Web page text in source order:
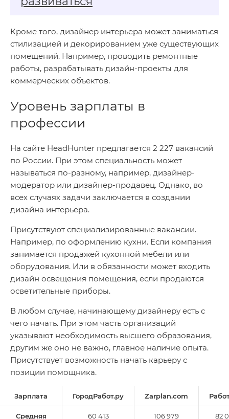
Кроме того, дизайнер интерьера может заниматься
стилизацией и декорированием уже существующих
помещений. Например, проводить ремонтные
работы, разрабатывать дизайн-проекты для
коммерческих объектов.
Уровень зарплаты в
профессии
На сайте HeadHunter предлагается 2 227 вакансий
по России. При этом специальность может
называться по-разному, например, дизайнер-
модератор или дизайнер-продавец. Однако, во
всех случаях задачи заключается в создании
дизайна интерьера.
Присутствуют специализированные вакансии.
Например, по оформлению кухни. Если компания
занимается продажей кухонной мебели или
оборудования. Или в обязанности может входить
дизайн освещения помещения, если продаются
осветительные приборы.
В любом случае, начинающему дизайнеру есть с
чего начать. При этом часть организаций
указывают необходимость высшего образования,
другим же оно не важно, главное наличие опыта.
Присутствует возможность начать карьеру с
позиции помощника.
Зарплата ГородРабот.ру Zarplan.com
Средняя 60 413 106 979 82